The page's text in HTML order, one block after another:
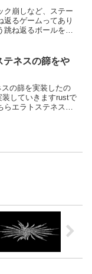
ク崩しなど、ステー
返るゲームってあり
ね返るボールを今
に、まずは、動くボ
ネスの篩をや
の篩を実装したの
していきますrustで
エラトステネスの